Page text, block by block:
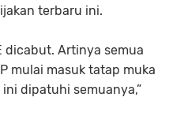
terbaru ini.
dicabut. Artinya semua
mulai masuk tatap muka
dipatuhi semuanya,”